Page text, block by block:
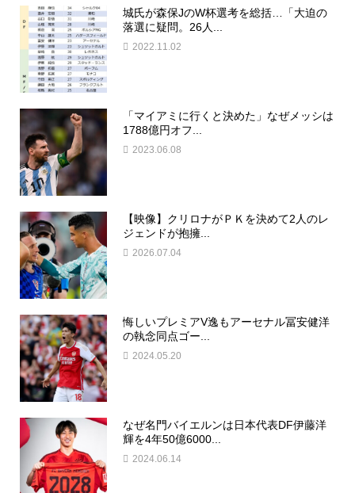
城氏が森保JのW杯選考を総括…「大迫の
落選に疑問。26人...
2022.11.02
「マイアミに行くと決めた」なぜメッシは
1788億円オフ...
2023.06.08
【映像】クリロナがＰＫを決めて2人のレ
ジェンドが抱擁...
2026.07.04
悔しいプレミアV逸もアーセナル冨安健洋
の執念同点ゴー...
2024.05.20
なぜ名門バイエルンは日本代表DF伊藤洋
輝を4年50億6000...
2024.06.14